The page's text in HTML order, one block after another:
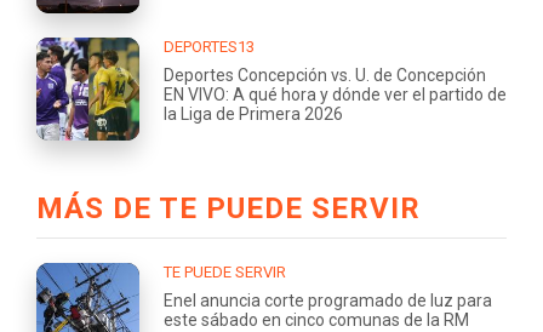
DEPORTES13
Deportes Concepción vs. U. de Concepción
EN VIVO: A qué hora y dónde ver el partido de
la Liga de Primera 2026
MÁS DE TE PUEDE SERVIR
TE PUEDE SERVIR
Enel anuncia corte programado de luz para
este sábado en cinco comunas de la RM